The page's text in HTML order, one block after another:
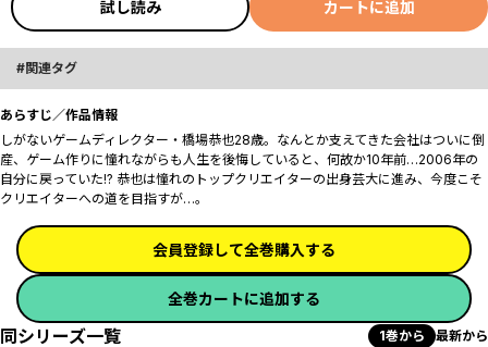
試し読み カートに追加
関連タグ
あらすじ／作品情報
しがないゲームディレクター・橋場恭也28歳。なんとか支えてきた会社はついに倒
産、ゲーム作りに憧れながらも人生を後悔していると、何故か10年前…2006年の
自分に戻っていた!? 恭也は憧れのトップクリエイターの出身芸大に進み、今度こそ
クリエイターへの道を目指すが…。
会員登録して全巻購入する
全巻カートに追加する
同シリーズ一覧 1巻から 最新から